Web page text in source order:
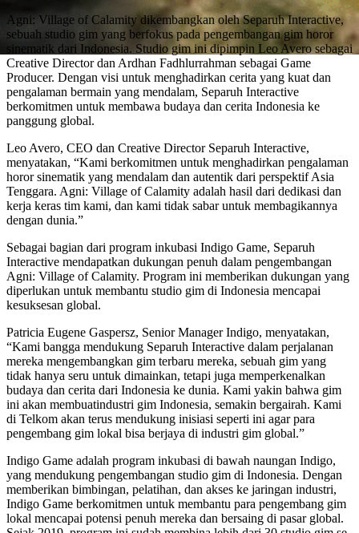
Agni: Village of Calamity dikembangkan oleh Separuh Interactive,
sebuah studio gim yang berfokus pada pengembangan gim horor
sinematik dari Indonesia. Studio gim ini dipimpin Leo Avero sebagai
Creative Director dan Ardhan Fadhlurrahman sebagai Game
Producer. Dengan visi untuk menghadirkan cerita yang kuat dan
pengalaman bermain yang mendalam, Separuh Interactive
berkomitmen untuk membawa budaya dan cerita Indonesia ke
panggung global.
Leo Avero, CEO dan Creative Director Separuh Interactive,
menyatakan, “Kami berkomitmen untuk menghadirkan pengalaman
horor sinematik yang mendalam dan autentik dari perspektif Asia
Tenggara. Agni: Village of Calamity adalah hasil dari dedikasi dan
kerja keras tim kami, dan kami tidak sabar untuk membagikannya
dengan dunia.”
Sebagai bagian dari program inkubasi Indigo Game, Separuh
Interactive mendapatkan dukungan penuh dalam pengembangan
Agni: Village of Calamity. Program ini memberikan dukungan yang
diperlukan untuk membantu studio gim di Indonesia mencapai
kesuksesan global.
Patricia Eugene Gaspersz, Senior Manager Indigo, menyatakan,
“Kami bangga mendukung Separuh Interactive dalam perjalanan
mereka mengembangkan gim terbaru mereka, sebuah gim yang
tidak hanya seru untuk dimainkan, tetapi juga memperkenalkan
budaya dan cerita dari Indonesia ke dunia. Kami yakin bahwa gim
ini akan membuatindustri gim Indonesia, semakin bergairah. Kami
di Telkom akan terus mendukung inisiasi seperti ini agar para
pengembang gim lokal bisa berjaya di industri gim global.”
Indigo Game adalah program inkubasi di bawah naungan Indigo,
yang mendukung pengembangan studio gim di Indonesia. Dengan
memberikan bimbingan, pelatihan, dan akses ke jaringan industri,
Indigo Game berkomitmen untuk membantu para pengembang gim
lokal mencapai potensi penuh mereka dan bersaing di pasar global.